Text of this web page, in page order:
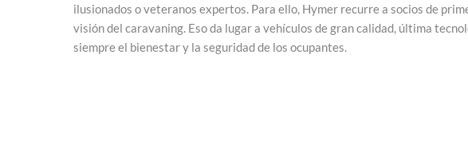
ilusionados o veteranos expertos. Para ello, Hymer recurre a socios de
visión del caravaning. Eso da lugar a vehículos de gran calidad, última
siempre el bienestar y la seguridad de los ocupantes.